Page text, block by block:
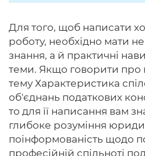
Для того, щоб написати
роботу, необхідно мати
знання, а й практичні
теми. Якщо говорити про
тему Характеристика
об'єднань податкових
то для її написання вам
глибоке розуміння
поінформованість щодо
професійній спільноті